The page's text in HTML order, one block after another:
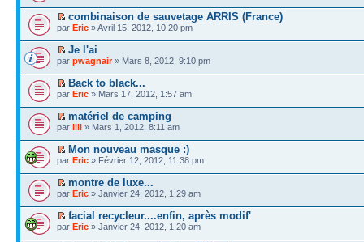
combinaison de sauvetage ARRIS (France)
par Eric » Avril 15, 2012, 10:20 pm
Je l'ai
par pwagnair» Mars 8, 2012, 9:10 pm
Back to black...
par Eric » Mars 17, 2012, 1:57 am
matériel de camping
par lili » Mars 1, 2012, 8:11 am
Mon nouveau masque :)
par Eric » Février 12, 2012, 11:38 pm
montre de luxe...
par Eric » Janvier 24, 2012, 1:29 am
facial recycleur....enfin, après modif'
par Eric » Janvier 24, 2012, 1:20 am